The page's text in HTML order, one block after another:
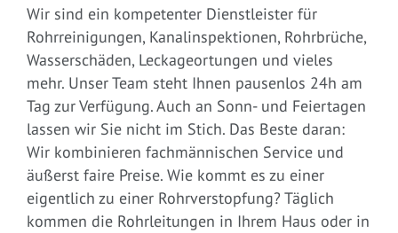
Wir sind ein kompetenter Dienstleister für
Rohrreinigungen, Kanalinspektionen, Rohrbrüche,
Wasserschäden, Leckageortungen und vieles
mehr. Unser Team steht Ihnen pausenlos 24h am
Tag zur Verfügung. Auch an Sonn- und Feiertagen
lassen wir Sie nicht im Stich. Das Beste daran:
Wir kombinieren fachmännischen Service und
äußerst faire Preise. Wie kommt es zu einer
eigentlich zu einer Rohrverstopfung? Täglich
kommen die Rohrleitungen in Ihrem Haus oder in